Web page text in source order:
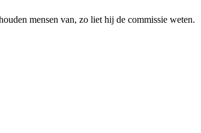
mensen van, zo liet hij de commissie weten.